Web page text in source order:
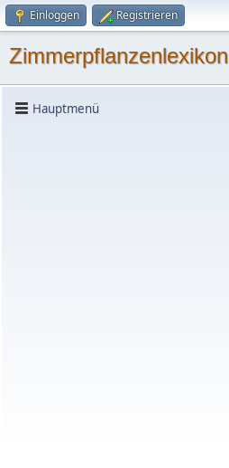
Einloggen Registrieren
Zimmerpflanzenlexikon
Hauptmenü